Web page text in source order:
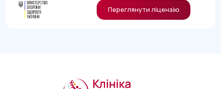
Переглянути ліцензію